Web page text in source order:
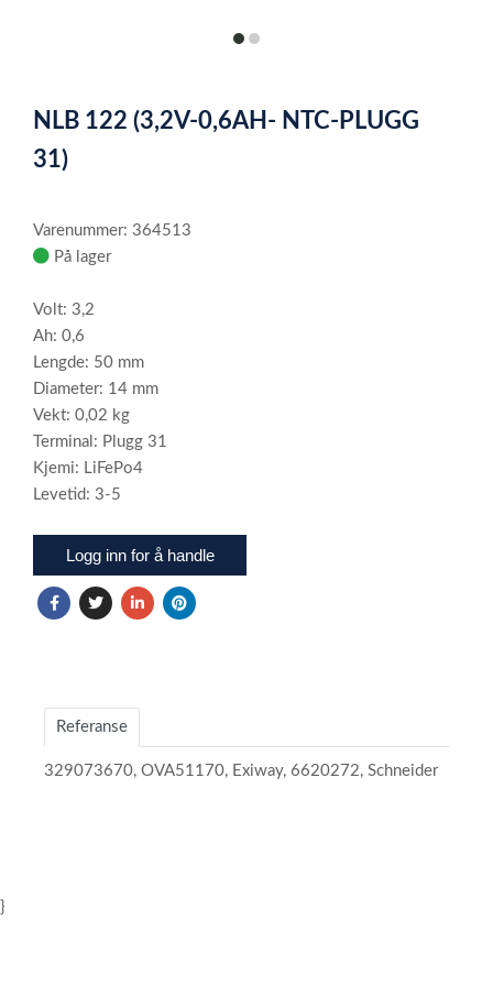
itemitem
of
2
NLB 122 (3,2V-0,6AH- NTC-PLUGG
31)
Varenummer: 364513
På lager
Volt: 3,2
Ah: 0,6
Lengde: 50 mm
Diameter: 14 mm
Vekt: 0,02 kg
Terminal: Plugg 31
Kjemi: LiFePo4
Levetid: 3-5
Logg inn for å handle
Referanse
329073670, OVA51170, Exiway, 6620272, Schneider
}